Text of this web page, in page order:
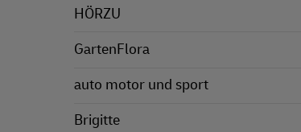
HÖRZU
GartenFlora
auto motor und sport
Brigitte